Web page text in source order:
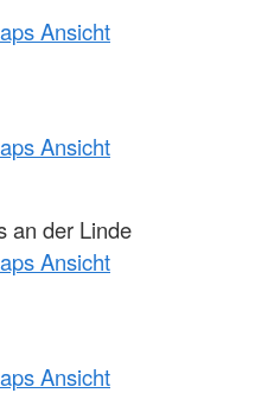
Ansicht
Ansicht
an der Linde
Ansicht
Ansicht